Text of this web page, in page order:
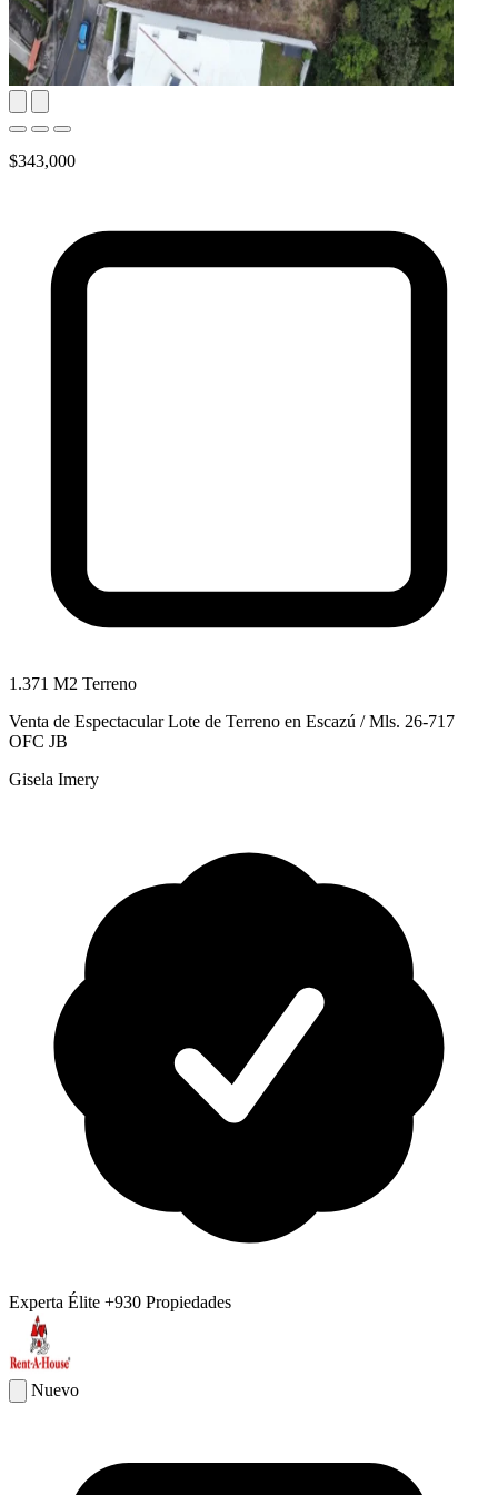
$343,000
1.371 M2 Terreno
Venta de Espectacular Lote de Terreno en Escazú / Mls. 26-717
OFC JB
Gisela Imery
Experta Élite +930 Propiedades
Nuevo